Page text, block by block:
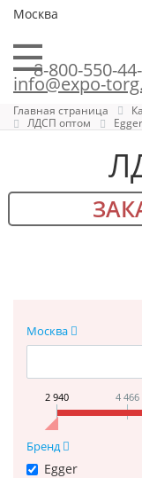
Москва
8-800-550-
info@expo-
Главная страница
ЛДСП оптом
Egger
Москва
2 940 4 466
Бренд
Egger